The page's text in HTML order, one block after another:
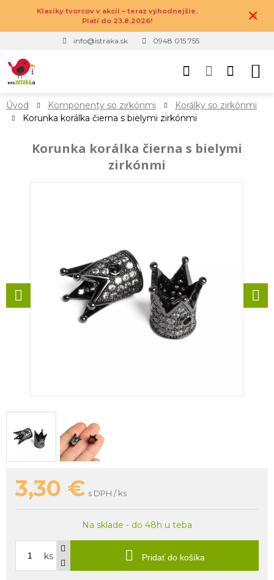
Klasiky tvorcov v akcii – teraz výhodnejšie.
Platí do 23.8.2026!
×
info@istraka.sk 0948 015 755
Úvod Komponenty so zirkónmi
Korálky so zirkónmi
Korunka korálka čierna s bielymi zirkónmi
Korunka korálka čierna s bielymi
zirkónmi
3,30 € s DPH / ks
Na sklade - do 48h u teba
ks Pridať do košíka